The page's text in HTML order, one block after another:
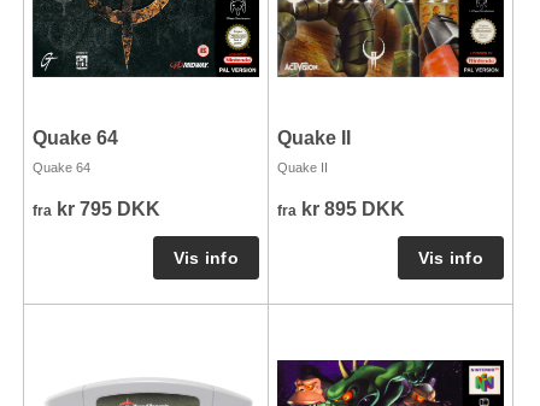
Quake 64
Quake 64
fra kr 795 DKK
Quake II
Quake II
fra kr 895 DKK